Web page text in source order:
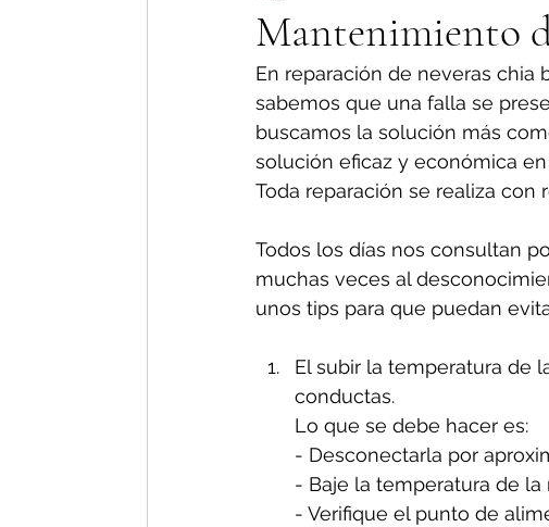
Mantenimiento
En reparación de neveras chia
sabemos que una falla se
buscamos la solución más
solución eficaz y económica
Toda reparación se realiza con
Todos los días nos consultan
muchas veces al
unos tips para que puedan
El subir la temperatura de
conductas.
Lo que se debe hacer es:
- Desconectarla por
- Baje la temperatura de la
- Verifique el punto de